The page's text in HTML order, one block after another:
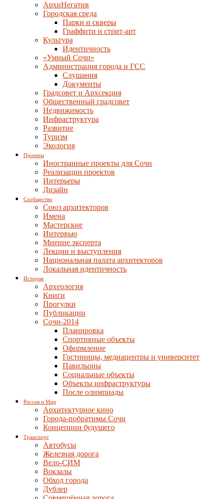
АрхиНегатив
Городская среда
Парки и скверы
Граффити и стрит-арт
Культура
Идентичность
«Умный Сочи»
Администрация города и ГСС
Слушания
Документы
Градсовет и Архсекция
Общественный градсовет
Недвижимость
Инфраструктура
Развитие
Туризм
Экология
Проекты
Иностранные проекты для Сочи
Реализации проектов
Интерьеры
Дизайн
Сообщество
Союз архитекторов
Имена
Мастерские
Интервью
Мнение эксперта
Лекции и выступления
Национальная палата архитекторов
Локальная идентичность
История
Археология
Книги
Прогулки
Публикации
Сочи-2014
Планировка
Спортивные объекты
Оформление
Гостиницы, медиацентры и университет
Павильоны
Социальные объекты
Объекты инфраструктуры
После олимпиады
Россия и Мир
Архитектурное кино
Города-побратимы Сочи
Концепции будущего
Транспорт
Автобусы
Железная дорога
Вело-СИМ
Вокзалы
Обход города
Дублер